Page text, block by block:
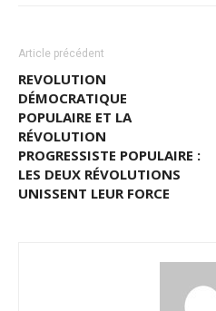
Article précédent
REVOLUTION
DÉMOCRATIQUE
POPULAIRE ET LA
RÉVOLUTION
PROGRESSISTE POPULAIRE :
LES DEUX RÉVOLUTIONS
UNISSENT LEUR FORCE